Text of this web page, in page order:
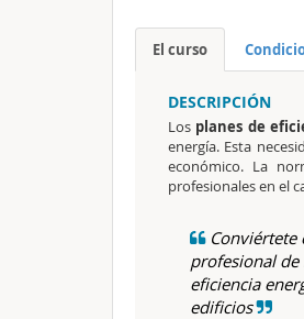
El curso
DESCRIPCIÓN
Los planes de
energía. Esta
económico. La
profesionales en el
Conviértete
profesional de
eficiencia
edificios